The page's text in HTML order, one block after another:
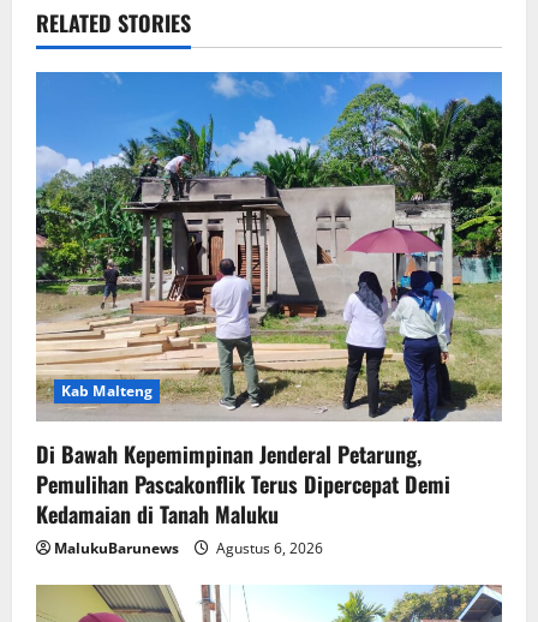
RELATED STORIES
Kab Malteng
Di Bawah Kepemimpinan Jenderal Petarung,
Pemulihan Pascakonflik Terus Dipercepat Demi
Kedamaian di Tanah Maluku
MalukuBarunews Agustus 6, 2026